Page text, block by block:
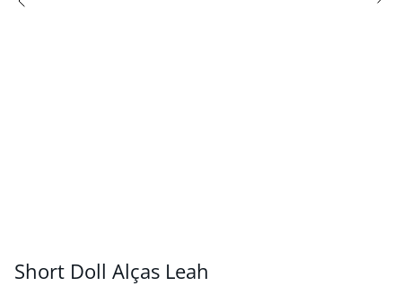
Short Doll Alças Leah